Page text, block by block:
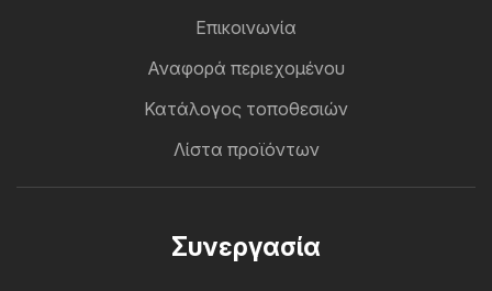
Επικοινωνία
Αναφορά περιεχομένου
Κατάλογος τοποθεσιών
Λίστα προϊόντων
Συνεργασία